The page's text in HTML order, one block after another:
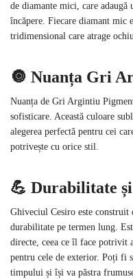
de diamante mici, care
încăpere. Fiecare diamant mic
tridimensional care atrage
🔘 Nuanța Gri
Nuanța de Gri Argintiu
sofisticare. Această culoare
alegerea perfectă pentru cei
potrivește cu orice stil.
💪 Durabilitate
Ghiveciul Cesiro este
durabilitate pe termen lung.
directe, ceea ce îl face potrivit
pentru cele de exterior. Poți fi
timpului și își va păstra